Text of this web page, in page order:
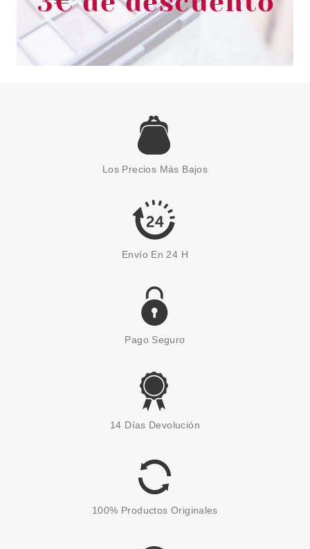
SISLEY
SISLEY SISLEYA LOTION DE
SOIN ESSENTIELLE 150 ML
78.90€
SISLEY
SISLEY SISLEYOUTH ANTI-
POLLUTION 40ML
123.50€
Los Precios Más Bajos
Envío En 24 H
Pago Seguro
14 Días Devolución
100% Productos Originales